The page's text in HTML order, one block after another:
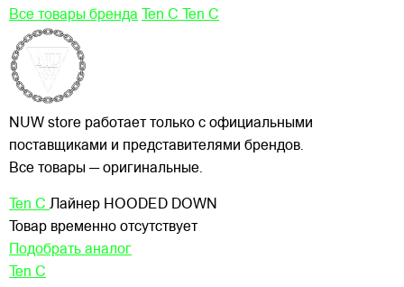
Все товары бренда Ten C Ten C
NUW store работает только с официальными
поставщиками и представителями брендов.
Все товары — оригинальные.
Ten C Лайнер HOODED DOWN
Товар временно отсутствует
Подобрать аналог
Ten C